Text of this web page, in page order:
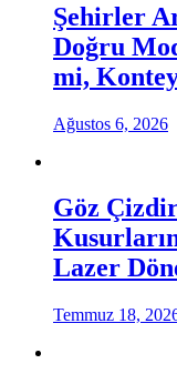
Şehirler
Doğru
mi,
Ağustos 6, 2026
Göz
Lazer
Temmuz 18,